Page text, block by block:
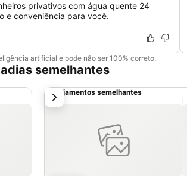
privativos com água quente 24
e conveniência para você.
artificial e pode não ser 100% correto.
semelhantes
Alojamentos semelhantes
próximo